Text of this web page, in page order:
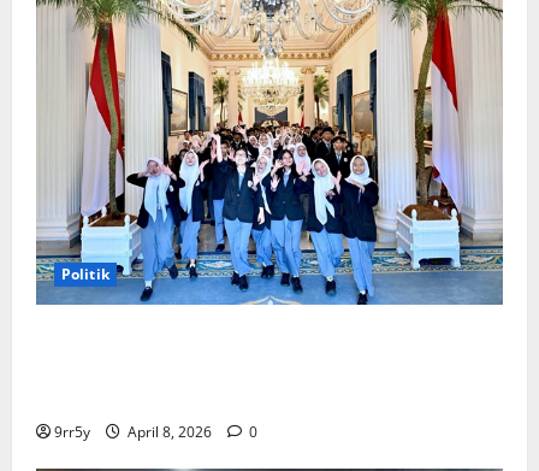
Politik
9rr5y April 8, 2026 0